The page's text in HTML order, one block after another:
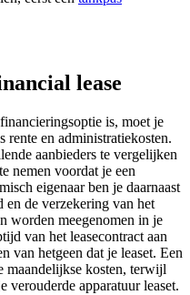
lease
is, moet je
rente en administratiekosten.
aanbieders te vergelijken
nemen voordat je een
eigenaar ben je daarnaast
de verzekering van het
worden meegenomen in je
van het leasecontract aan
van hetgeen dat je leaset. Een
maandelijkse kosten, terwijl
verouderde apparatuur leaset.